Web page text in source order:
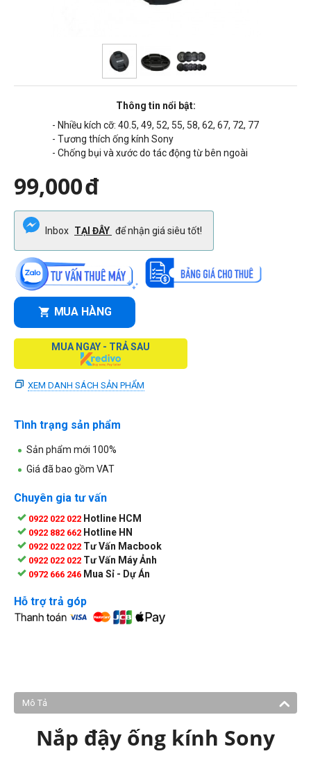
Thông tin nổi bật:
- Nhiều kích cỡ: 40.5, 49, 52, 55, 58, 62, 67, 72, 77
- Tương thích ống kính Sony
- Chống bụi và xước do tác động từ bên ngoài
99,000đ
Inbox TẠI ĐÂY để nhận giá siêu tốt!
MUA HÀNG
MUA NGAY - TRẢ SAU
XEM DANH SÁCH SẢN PHẨM
Tình trạng sản phẩm
Sản phẩm mới 100%
Giá đã bao gồm VAT
Chuyên gia tư vấn
0922 022 022 Hotline HCM
0922 882 662 Hotline HN
0922 022 022 Tư Vấn Macbook
0922 022 022 Tư Vấn Máy Ảnh
0972 666 246 Mua Sỉ - Dự Án
Hỗ trợ trả góp
Mô Tả
Nắp đậy ống kính Sony